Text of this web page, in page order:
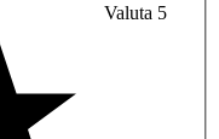
Valuta 5